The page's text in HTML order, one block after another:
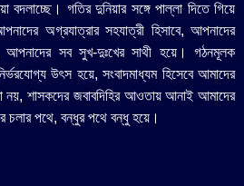
বদলাচ্ছে। গতির দুনিয়ার সঙ্গে পাল্লা দিতে গিয়ে
অগ্রযাত্রার সহযাত্রী হিসাবে, আপনাদের
আপনাদের সব সুখ-দুঃখের সাথী হয়ে। গঠনমূলক
উ‍ৎস হয়ে, সংবাদমাধ্যম হিসেবে আমাদের
শাসকদের জবাবদিহির আওতায় আনাই আমাদের
চলার পথে, বন্ধুর পথে বন্ধু হয়ে।